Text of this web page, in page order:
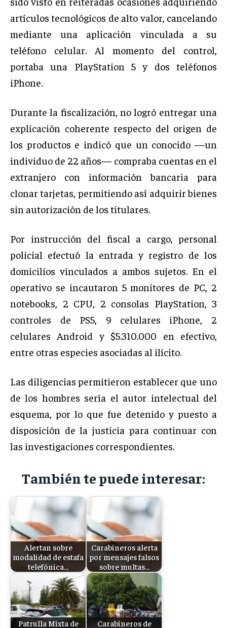
artículos tecnológicos de alto valor, cancelando
mediante una aplicación vinculada a su
teléfono celular. Al momento del control,
portaba una PlayStation 5 y dos teléfonos
iPhone.
Durante la fiscalización, no logró entregar una
explicación coherente respecto del origen de
los productos e indicó que un conocido —un
individuo de 22 años— compraba cuentas en el
extranjero con información bancaria para
clonar tarjetas, permitiendo así adquirir bienes
sin autorización de los titulares.
Por instrucción del fiscal a cargo, personal
policial efectuó la entrada y registro de los
domicilios vinculados a ambos sujetos. En el
operativo se incautaron 5 monitores de PC, 2
notebooks, 2 CPU, 2 consolas PlayStation, 3
controles de PS5, 9 celulares iPhone, 2
celulares Android y $5.310.000 en efectivo,
entre otras especies asociadas al ilícito.
Las diligencias permitieron establecer que uno
de los hombres sería el autor intelectual del
esquema, por lo que fue detenido y puesto a
disposición de la justicia para continuar con
las investigaciones correspondientes.
También te puede interesar:
Alertan sobre
modalidad de estafa
telefónica…
Carabineros alerta
por mensajes falsos
sobre multas…
Patrulla Mixta de
Carabineros de